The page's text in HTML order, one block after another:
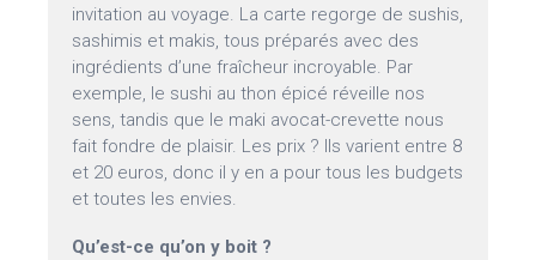
invitation au voyage. La carte regorge de sushis,
sashimis et makis, tous préparés avec des
ingrédients d’une fraîcheur incroyable. Par
exemple, le sushi au thon épicé réveille nos
sens, tandis que le maki avocat-crevette nous
fait fondre de plaisir. Les prix ? Ils varient entre 8
et 20 euros, donc il y en a pour tous les budgets
et toutes les envies.
Qu’est-ce qu’on y boit ?